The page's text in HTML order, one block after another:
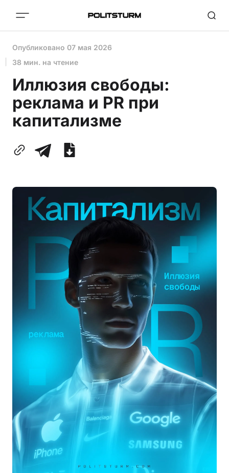
Опубликовано 07 мая 2026
38 мин. на чтение
Иллюзия свободы:
реклама и PR при
капитализме